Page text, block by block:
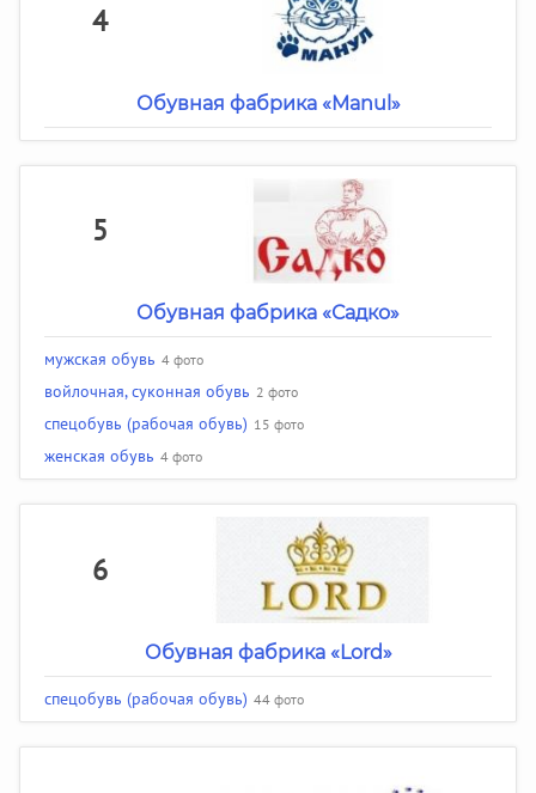
4
Обувная фабрика «Manul»
5
Обувная фабрика «Садко»
мужская обувь 4 фото
войлочная, суконная обувь 2 фото
спецобувь (рабочая обувь) 15 фото
женская обувь 4 фото
6
Обувная фабрика «Lord»
спецобувь (рабочая обувь) 44 фото